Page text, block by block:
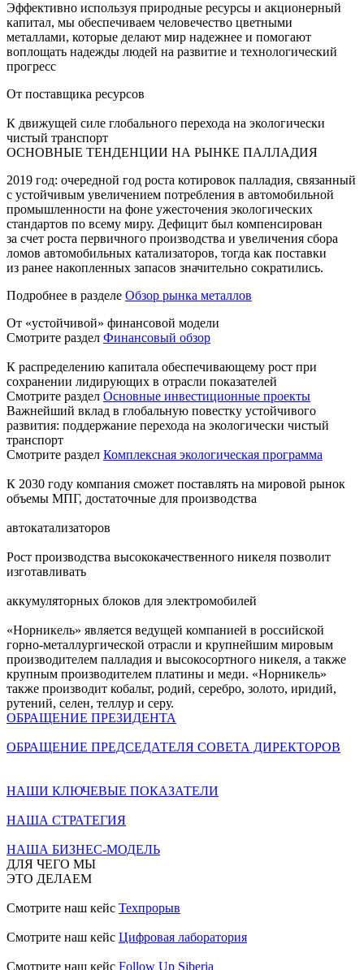
Эффективно используя природные ресурсы и акционерный
капитал, мы обеспечиваем человечество цветными
металлами, которые делают мир надежнее и помогают
воплощать надежды людей на развитие и технологический
прогресс
От поставщика ресурсов
К движущей силе глобального перехода на экологически
чистый транспорт
ОСНОВНЫЕ ТЕНДЕНЦИИ НА РЫНКЕ ПАЛЛАДИЯ
2019 год: очередной год роста котировок палладия, связанный
с устойчивым увеличением потребления в автомобильной
промышленности на фоне ужесточения экологических
стандартов по всему миру. Дефицит был компенсирован
за счет роста первичного производства и увеличения сбора
ломов автомобильных катализаторов, тогда как поставки
из ранее накопленных запасов значительно сократились.
Подробнее в разделе Обзор рынка металлов
От «устойчивой» финансовой модели
Смотрите раздел Финансовый обзор
К распределению капитала обеспечивающему рост при
сохранении лидирующих в отрасли показателей
Смотрите раздел Основные инвестиционные проекты
Важнейший вклад в глобальную повестку устойчивого
развития: поддержание перехода на экологически чистый
транспорт
Смотрите раздел Комплексная экологическая программа
К 2030 году компания сможет поставлять на мировой рынок
объемы МПГ, достаточные для производства
автокатализаторов
Рост производства высококачественного никеля позволит
изготавливать
аккумуляторных блоков для электромобилей
«Норникель» является ведущей компанией в российской
горно-металлургической отрасли и крупнейшим мировым
производителем палладия и высокосортного никеля, а также
крупным производителем платины и меди. «Норникель»
также производит кобальт, родий, серебро, золото, иридий,
рутений, селен, теллур и серу.
ОБРАЩЕНИЕ ПРЕЗИДЕНТА
ОБРАЩЕНИЕ ПРЕДСЕДАТЕЛЯ СОВЕТА ДИРЕКТОРОВ
НАШИ КЛЮЧЕВЫЕ ПОКАЗАТЕЛИ
НАША СТРАТЕГИЯ
НАША БИЗНЕС-МОДЕЛЬ
ДЛЯ ЧЕГО МЫ
ЭТО ДЕЛАЕМ
Смотрите наш кейс Техпрорыв
Смотрите наш кейс Цифровая лаборатория
Смотрите наш кейс Follow Up Siberia